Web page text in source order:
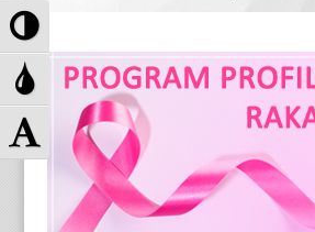
P
r
z
e
ł
ą
P
r
z
e
Z
m